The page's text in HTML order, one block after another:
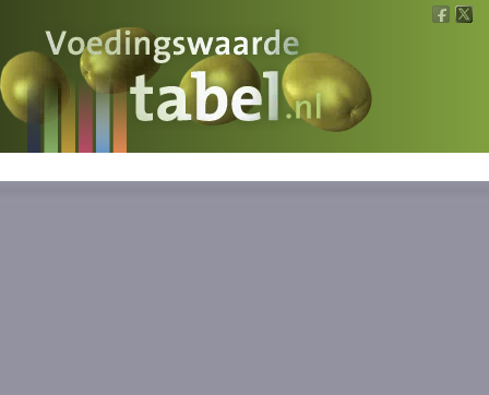
Voedingswaarde
Wat is wat?